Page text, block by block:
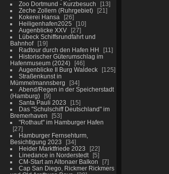
Zoo Dortmund - Kurzbesuch
13
Zeche Zollern (Ruhrgebiet)
21
Kokerei Hansa
26
Heiligenhafen2025
10
Augenblicke XXV
27
Lübeck Schiffsrundfahrt und
Bahnhof
19
Radtour durch den Hafen HH
11
Historischer Güterumschlag im
Hafenmuseum (2024)
46
Augenblicke II Burg Waldeck
125
Straßenkunst in
Mümmelmannsberg
34
Abend/Regen in der Speicherstadt
(Hamburg)
9
Santa Pauli 2023
15
Das "Schulschiff Deutschland" im
Bremerhaven
53
"Rothaut" im Hamburger Hafen
27
Hamburger Fernsehturm,
Besichtigung 2023
34
Heider Marktfriede 2023
22
Linedance in Norderstedt
5
CM-Start am Altonaer Balkon
7
Cap San Diego, Rickmer Rickmers